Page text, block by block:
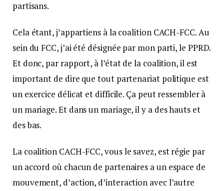
partisans.
Cela étant, j’appartiens à la coalition CACH-FCC. Au
sein du FCC, j’ai été désignée par mon parti, le PPRD.
Et donc, par rapport, à l’état de la coalition, il est
important de dire que tout partenariat politique est
un exercice délicat et difficile. Ça peut ressembler à
un mariage. Et dans un mariage, il y a des hauts et
des bas.
La coalition CACH-FCC, vous le savez, est régie par
un accord où chacun de partenaires a un espace de
mouvement, d’action, d’interaction avec l’autre